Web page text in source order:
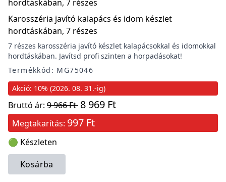
Karosszéria javító kalapács és idom készlet
hordtáskában, 7 részes
7 részes karosszéria javító készlet kalapácsokkal és idomokkal
hordtáskában. Javítsd profi szinten a horpadásokat!
Termékkód: MG75046
Akció: 10% (2026. 08. 31.-ig)
Bruttó ár: 9 966 Ft 8 969 Ft
Megtakarítás: 997 Ft
🟢 Készleten
Kosárba